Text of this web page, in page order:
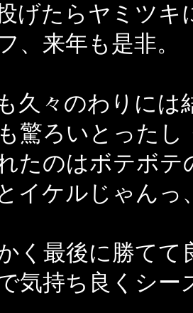
げたらヤミツキ
、来年も是非。
久々のわりには
驚ろいとったし
たのはボテボテ
イケルじゃんっ
く最後に勝てて
気持ち良くシー